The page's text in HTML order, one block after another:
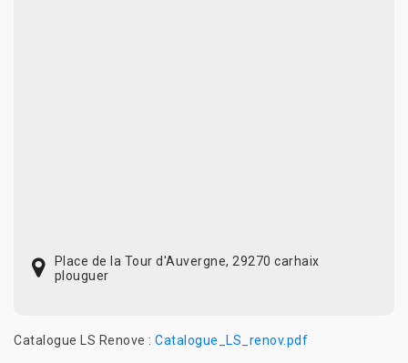
Place de la Tour d'Auvergne, 29270 carhaix
plouguer
Catalogue LS Renove : Catalogue_LS_renov.pdf